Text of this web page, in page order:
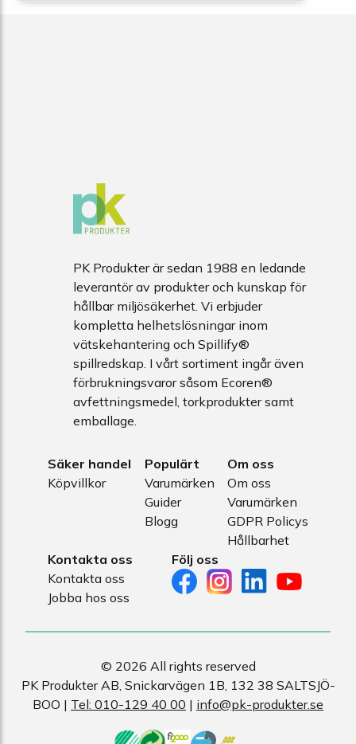
PK Produkter är sedan 1988 en ledande
leverantör av produkter och kunskap för
hållbar miljösäkerhet. Vi erbjuder
kompletta helhetslösningar inom
vätskehantering och Spillify®
spillredskap. I vårt sortiment ingår även
förbrukningsvaror såsom Ecoren®
avfettningsmedel, torkprodukter samt
emballage.
Säker handel
Köpvillkor
Populärt
Varumärken
Guider
Blogg
Om oss
Om oss
Varumärken
GDPR Policys
Hållbarhet
Kontakta oss
Kontakta oss
Jobba hos oss
Följ oss
© 2026 All rights reserved
PK Produkter AB, Snickarvägen 1B, 132 38 SALTSJÖ-
BOO | Tel: 010-129 40 00 | info@pk-produkter.se